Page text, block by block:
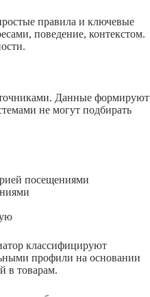
правила и ключевые
поведение, контекстом.
Данные формируют
не могут подбирать
посещениями
классифицируют
профили на основании
в товарам.